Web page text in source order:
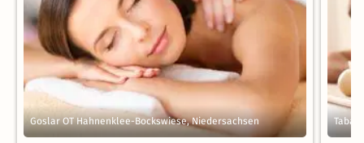
Goslar OT Hahnenklee-Bockswiese, Niedersachsen